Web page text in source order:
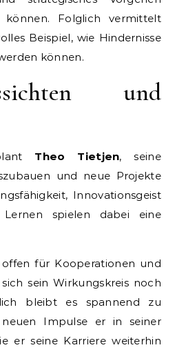
können. Folglich vermittelt
Beispiel, wie Hindernisse
können.
und
Theo Tietjen, seine
und neue Projekte
Innovationsgeist
Lernen spielen dabei eine
für Kooperationen und
sein Wirkungskreis noch
bleibt es spannend zu
Impulse er in seiner
er seine Karriere weiterhin